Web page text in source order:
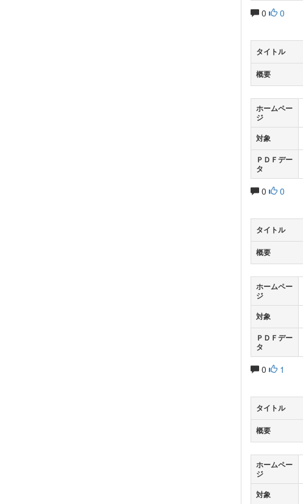
0 0
タイトル
概要
ホームペー
ジ
対象
ＰＤＦデー
タ
0 0
タイトル
概要
ホームペー
ジ
対象
ＰＤＦデー
タ
0 1
タイトル
概要
ホームペー
ジ
対象